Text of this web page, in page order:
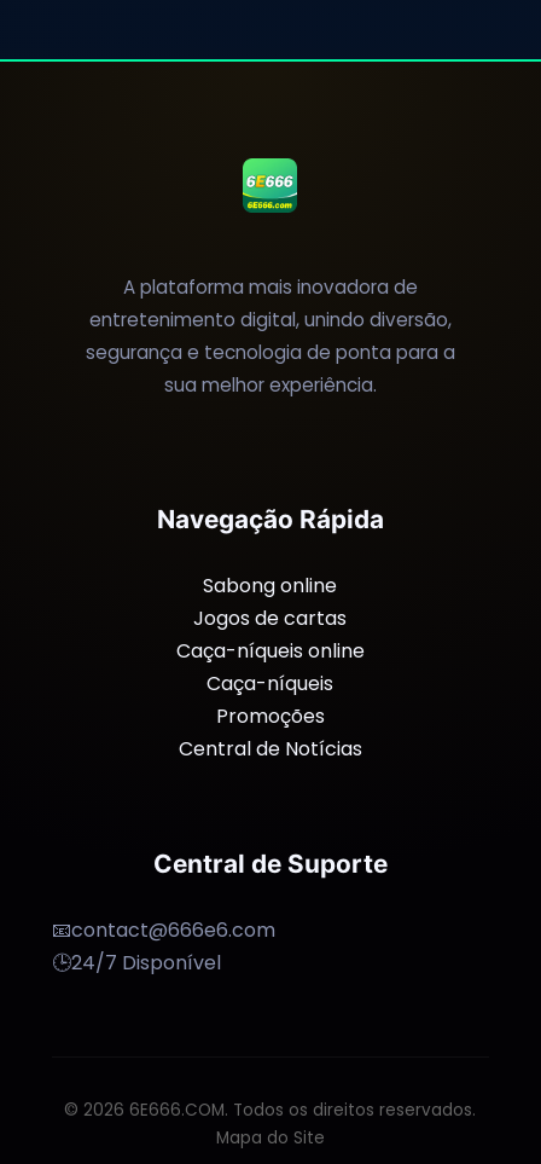
A plataforma mais inovadora de
entretenimento digital, unindo diversão,
segurança e tecnologia de ponta para a
sua melhor experiência.
Navegação Rápida
Sabong online
Jogos de cartas
Caça-níqueis online
Caça-níqueis
Promoções
Central de Notícias
Central de Suporte
📧contact@666e6.com
🕒24/7 Disponível
© 2026 6E666.COM. Todos os direitos reservados.
Mapa do Site